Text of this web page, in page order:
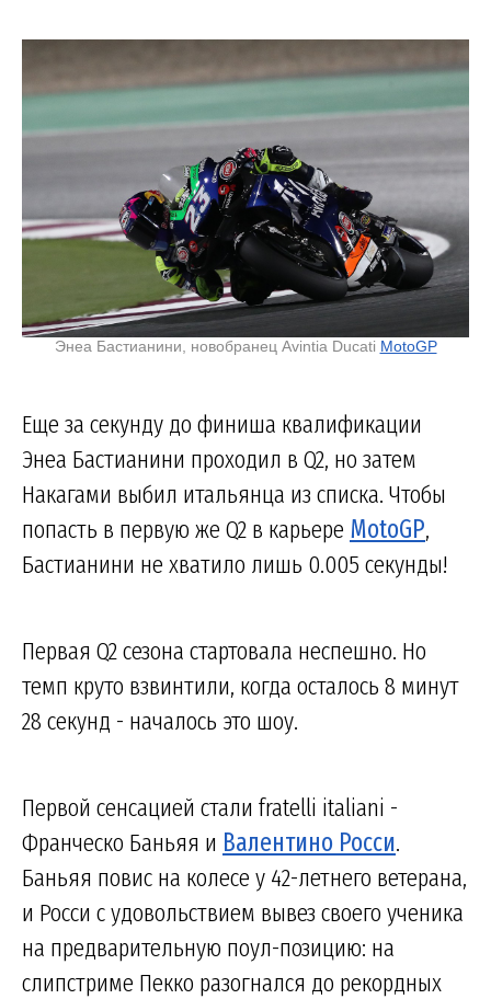
Энеа Бастианини, новобранец Avintia Ducati MotoGP
Еще за секунду до финиша квалификации
Энеа Бастианини проходил в Q2, но затем
Накагами выбил итальянца из списка. Чтобы
попасть в первую же Q2 в карьере MotoGP,
Бастианини не хватило лишь 0.005 секунды!
Первая Q2 сезона стартовала неспешно. Но
темп круто взвинтили, когда осталось 8 минут
28 секунд - началось это шоу.
Первой сенсацией стали fratelli italiani -
Франческо Баньяя и Валентино Росси.
Баньяя повис на колесе у 42-летнего ветерана,
и Росси с удовольствием вывез своего ученика
на предварительную поул-позицию: на
слипстриме Пекко разогнался до рекордных